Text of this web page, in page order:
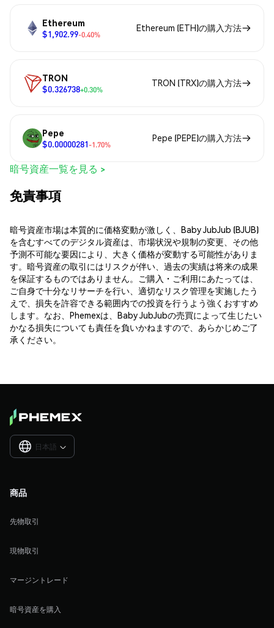
Ethereum
$1,902.99-0.40%
Ethereum (ETH)の購入方法
TRON
$0.326738+0.30%
TRON (TRX)の購入方法
Pepe
$0.00000281-1.70%
Pepe (PEPE)の購入方法
暗号資産一覧を見る >
免責事項
暗号資産市場は本質的に価格変動が激しく、Baby JubJub (BJUB)
を含むすべてのデジタル資産は、市場状況や規制の変更、その他
予測不可能な要因により、大きく価格が変動する可能性がありま
す。暗号資産の取引にはリスクが伴い、過去の実績は将来の成果
を保証するものではありません。ご購入・ご利用にあたっては、
ご自身で十分なリサーチを行い、適切なリスク管理を実施したう
えで、損失を許容できる範囲内での投資を行うよう強くおすすめ
します。なお、Phemexは、Baby JubJubの売買によって生じたい
かなる損失についても責任を負いかねますので、あらかじめご了
承ください。
日本語 
商品
先物取引
現物取引
マージントレード
暗号資産を購入